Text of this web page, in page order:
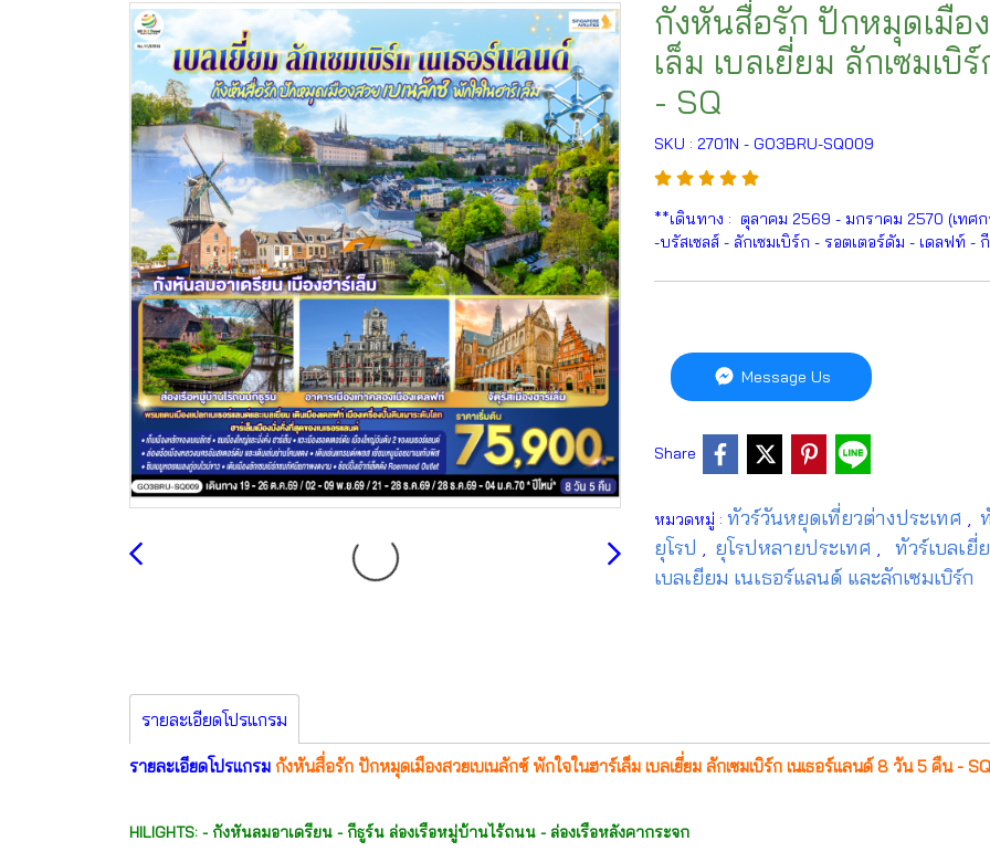
กังหันสื่อรัก ปักหมุดเมือ
เล็ม เบลเยี่ยม ลักเซมเบิ
- SQ
SKU : 2701N - GO3BRU-SQ009
**เดินทาง : ตุลาคม 2569 - มกราคม 2570 (เท
-บรัสเซลส์ - ลักเซมเบิร์ก - รอตเตอร์ดัม - เดลฟท์
Message Us
Share
หมวดหมู่ : ทัวร์วันหยุดเที่ยวต่างประเทศ
ยุโรป
ยุโรปหลายประเทศ ทัวร์เบลเยี่
เบลเยียม เนเธอร์แลนด์ และลักเซมเบิร์ก
รายละเอียดโปรแกรม
รายละเอียดโปรแกรม กังหันสื่อรัก ปักหมุดเมืองสวยเบเนลักซ์ พักใจในฮาร์เล็ม เบลเยี่ยม ลักเซมเบิร์ก เนเธอร์แลนด์ 8 วัน 5 คืน - SQ
HILIGHTS: - กังหันลมอาเดรียน - กีธูร์น ล่องเรือหมู่บ้านไร้ถนน - ล่องเรือหลังคากระจก